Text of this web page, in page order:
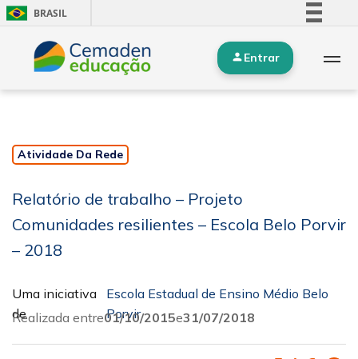
BRASIL
Simplifique!
Comunica BR
Entrar
Atividade Da Rede
Relatório de trabalho – Projeto
Comunidades resilientes – Escola Belo Porvir
– 2018
Uma iniciativa
de
Escola Estadual de Ensino Médio Belo
Porvir
Realizada entre01/10/2015e31/07/2018